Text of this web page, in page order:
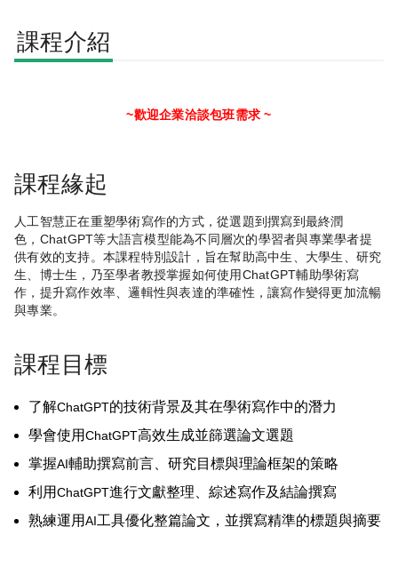
課程介紹
~歡迎企業洽談包班需求 ~
課程緣起
人工智慧正在重塑學術寫作的方式，從選題到撰寫到最終潤
色， ChatGPT等大語言模型能為不同層次的學習者與專業學者提
供有效的支持。本課程特別設計，旨在幫助高中生、大學生、研究
生、博士生，乃至學者教授掌握如何使用ChatGPT輔助學術寫
作，提升寫作效率、邏輯性與表達的準確性，讓寫作變得更加流暢
與專業。
課程目標
了解ChatGPT的技術背景及其在學術寫作中的潛力
學會使用ChatGPT高效生成並篩選論文選題
掌握AI輔助撰寫前言、研究目標與理論框架的策略
利用ChatGPT進行文獻整理、綜述寫作及結論撰寫
熟練運用AI工具優化整篇論文，並撰寫精準的標題與摘要